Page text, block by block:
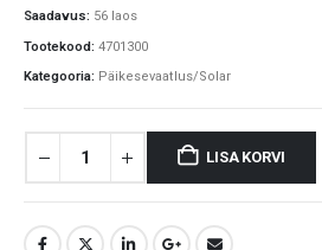
Saadavus: 56 laos
Tootekood: 4701300
Kategooria: Päikesevaatlus/Solar
LISA KORVI